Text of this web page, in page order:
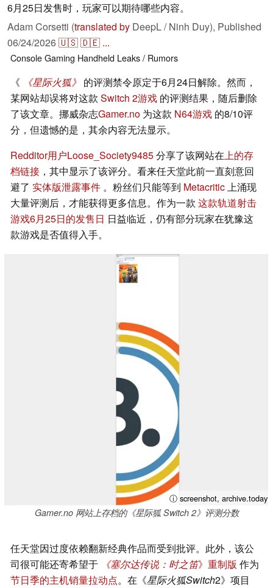
6月25日发售时，玩家可以期待哪些内容。
Adam Corsetti (translated by DeepL / Ninh Duy), Published
06/24/2026🇺🇸🇩🇪 ...
ConsoleGaming Handheld Leaks / Rumors
《 《星际火狐》 的评测禁令原定于6月24日解除。然而，
某网站却误将对这款 Switch 2游戏 的评测结果，随后删除
了该文章。挪威杂志Gamer.no 为这款 N64游戏 的8/10评
分，但遗憾的是，其余内容无法显示。
Redditor用户Loose_Society9485分享了该网站在上的存
档链接 ，其中显示了该评分。看来任天堂此前一直刻意回
避了 实体版泄露事件 。粉丝们只能等到 Metacritic上涌现
大量评测后，才能获得更多信息。作为一款 这款轨道射击
游戏6月25日的发售日 日益临近，仍有部分玩家在犹豫这
款游戏是否值得入手。
ⓘ screenshot, archive.today
Gamer.no 网站上存档的《星际狐 Switch 2》评测分数
任天堂因过度依赖翻新经典作品而受到批评。此外，该公
司很可能还寄希望于
《塞尔达传说：时之笛》重制版 作为
节日季的主机销量拉动点。在《星际火狐Switch2》项目